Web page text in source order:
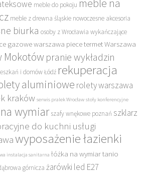
meble do pokoju meble na
meble z drewna śląskie nowoczesne akcesoria
biurka osoby z Wrocławia wykańczające
gazowe warszawa piece termet Warszawa
Mokotów pranie wykładzin
i domów Łódź rekuperacja
aluminiowe rolety warszawa
kraków serwis pralek Wrocław stoły konferencyjne
wymiar szafy wnękowe poznań szklarz
do kuchni usługi
wyposażenie łazienki
instalacja sanitarna łóżka na wymiar tanio
górnicza żarówki led E27